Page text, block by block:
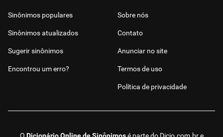
Sinônimos populares
Sinônimos atualizados
Sugerir sinônimos
Encontrou um erro?
Sobre nós
Contato
Anunciar no site
Termos de uso
Política de privacidade